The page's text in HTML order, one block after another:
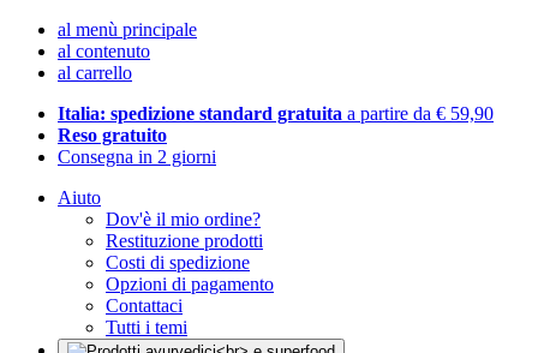
al menù principale
al contenuto
al carrello
Italia: spedizione standard gratuita a partire da € 59,90
Reso gratuito
Consegna in 2 giorni
Aiuto
Dov'è il mio ordine?
Restituzione prodotti
Costi di spedizione
Opzioni di pagamento
Contattaci
Tutti i temi